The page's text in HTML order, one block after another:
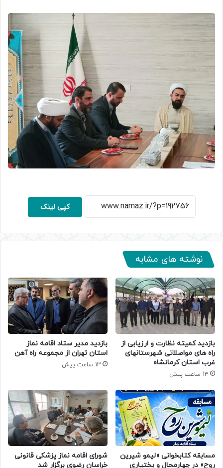
کپی لینک
نوشته های مشابه
بازدید کمیته نظارت و ارزیابی از
راه های مواصلاتی شهرستانهای
غرب استان کرمانشاه
13 ساعت پیش
بازدید مدیر ستاد اقامه نماز
استان تهران از مجموعه راه آهن
13 ساعت پیش
مسابقه کتابخوانی «لیمو شیرین
روح» در چهارمحال و بختیاری
شورای اقامه نماز پزشکی قانونی
خراسان رضوی برگزار شد